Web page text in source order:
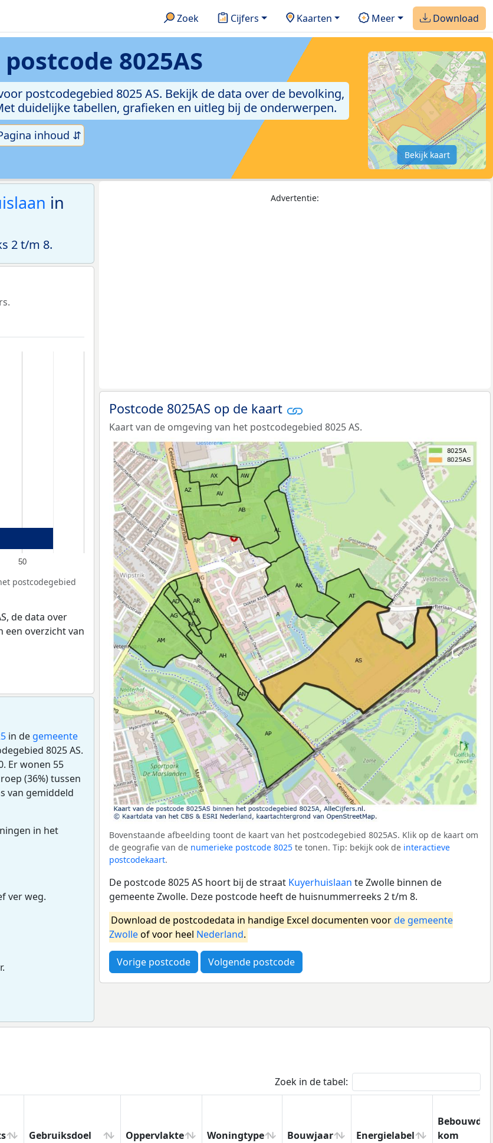
Zoek Cijfers Kaarten Meer Download
postcode 8025AS
postcodegebied 8025 AS. Bekijk de data over de bevolking,
duidelijke tabellen, grafieken en uitleg bij de onderwerpen.
inhoud ⇵
Bekijk kaart
in
2 t/m 8.
50
postcodegebied
de data over
een overzicht van
in de gemeente
8025 AS.
Er wonen 55
(36%) tussen
van gemiddeld
in het
ver weg.
Advertentie:
Postcode 8025AS op de kaart
Kaart van de omgeving van het postcodegebied 8025 AS.
Bovenstaande afbeelding toont de kaart van het postcodegebied 8025AS. Klik op de kaart om
de geografie van de numerieke postcode 8025 te tonen. Tip: bekijk ook de interactieve
postcodekaart.
De postcode 8025 AS hoort bij de straat Kuyerhuislaan te Zwolle binnen de
gemeente Zwolle. Deze postcode heeft de huisnummerreeks 2 t/m 8.
Download de postcodedata in handige Excel documenten voorde gemeente
Zwolleof voor heel Nederland.
Vorige postcode Volgende postcode
Zoek in de tabel:
Gebruiksdoel Oppervlakte Woningtype Bouwjaar Energielabel
Bebouwde
kom